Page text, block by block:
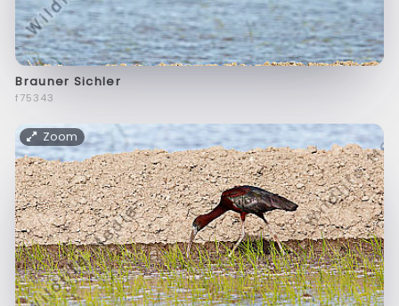
Brauner Sichler
f75343
Zoom